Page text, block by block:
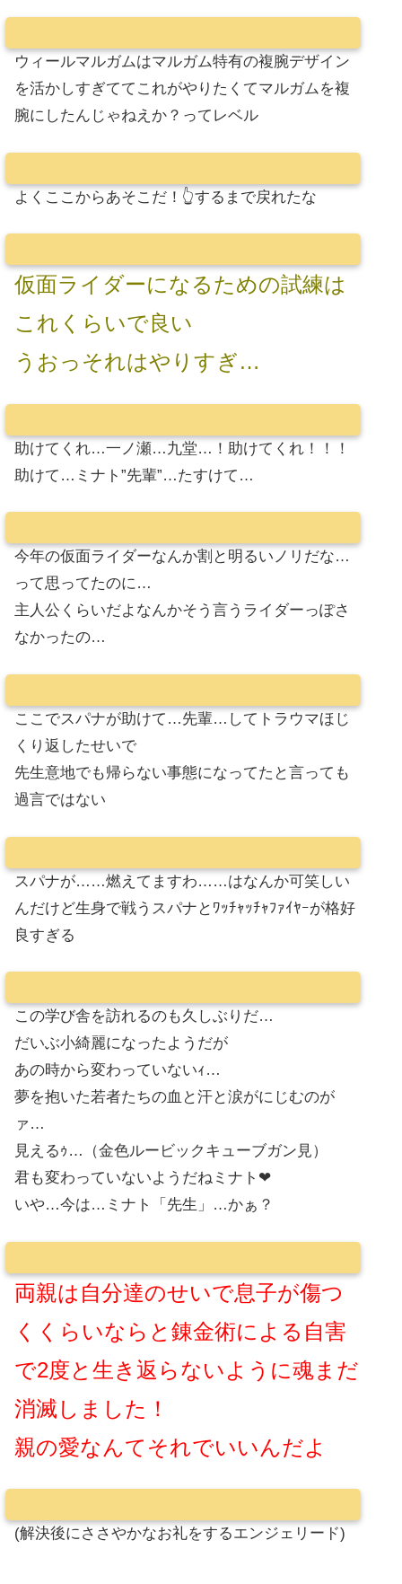
ウィールマルガムはマルガム特有の複腕デザイン
を活かしすぎててこれがやりたくてマルガムを複
腕にしたんじゃねえか？ってレベル
よくここからあそこだ！👆するまで戻れたな
仮面ライダーになるための試練は
これくらいで良い
うおっそれはやりすぎ…
助けてくれ…一ノ瀬…九堂…！助けてくれ！！！
助けて…ミナト”先輩”…たすけて…
今年の仮面ライダーなんか割と明るいノリだな…
って思ってたのに…
主人公くらいだよなんかそう言うライダーっぽさ
なかったの…
ここでスパナが助けて…先輩…してトラウマほじ
くり返したせいで
先生意地でも帰らない事態になってたと言っても
過言ではない
スパナが……燃えてますわ……はなんか可笑しい
んだけど生身で戦うスパナとﾜｯﾁｬｯﾁｬﾌｧｲﾔｰが格好
良すぎる
この学び舎を訪れるのも久しぶりだ…
だいぶ小綺麗になったようだが
あの時から変わっていないｨ…
夢を抱いた若者たちの血と汗と涙がにじむのが
ァ…
見えるｩ…（金色ルービックキューブガン見）
君も変わっていないようだねミナト❤
いや…今は…ミナト「先生」…かぁ？
両親は自分達のせいで息子が傷つ
くくらいならと錬金術による自害
で2度と生き返らないように魂まだ
消滅しました！
親の愛なんてそれでいいんだよ
(解決後にささやかなお礼をするエンジェリード)